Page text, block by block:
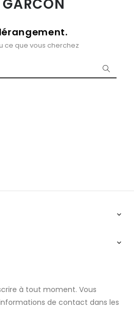
ce que vous cherchez


à tout moment. Vous
de contact dans les